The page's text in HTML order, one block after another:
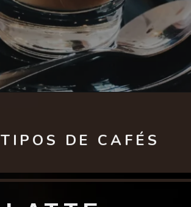
TIPOS DE CAFÉS